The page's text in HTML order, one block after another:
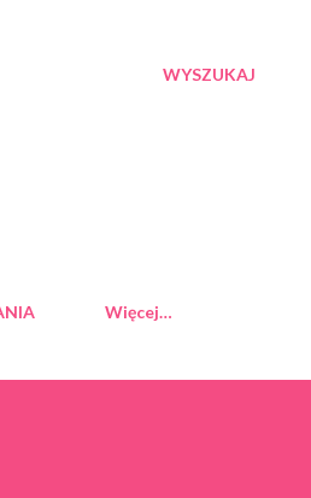
WYSZUKAJ
Więcej…